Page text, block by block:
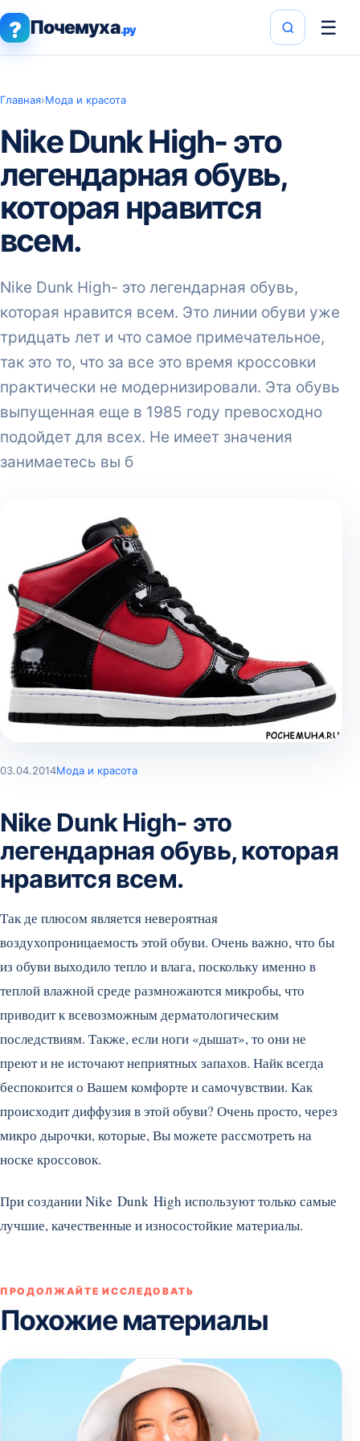
? Почемуха.ру ☰
Главная›Мода и красота
Nike Dunk High- это
легендарная обувь,
которая нравится
всем.
Nike Dunk High- это легендарная обувь,
которая нравится всем. Это линии обуви уже
тридцать лет и что самое примечательное,
так это то, что за все это время кроссовки
практически не модернизировали. Эта обувь
выпущенная еще в 1985 году превосходно
подойдет для всех. Не имеет значения
занимаетесь вы б
03.04.2014Мода и красота
Nike Dunk High- это
легендарная обувь, которая
нравится всем.
Так де плюсом является невероятная
воздухопроницаемость этой обуви. Очень важно, что бы
из обуви выходило тепло и влага, поскольку именно в
теплой влажной среде размножаются микробы, что
приводит к всевозможным дерматологическим
последствиям. Также, если ноги «дышат», то они не
преют и не источают неприятных запахов. Найк всегда
беспокоится о Вашем комфорте и самочувствии. Как
происходит диффузия в этой обуви? Очень просто, через
микро дырочки, которые, Вы можете рассмотреть на
носке кроссовок.
При создании Nike Dunk High используют только самые
лучшие, качественные и износостойкие материалы.
ПРОДОЛЖАЙТЕ ИССЛЕДОВАТЬ
Похожие материалы